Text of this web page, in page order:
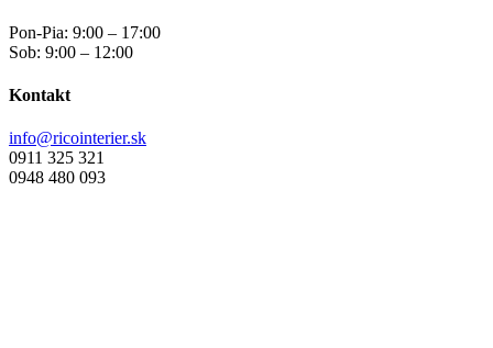
Pon-Pia: 9:00 – 17:00
Sob: 9:00 – 12:00
Kontakt
info@ricointerier.sk
0911 325 321
0948 480 093